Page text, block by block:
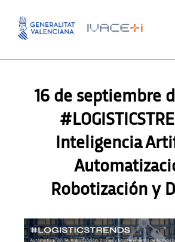
AGENDA,AGENDA ,AGENDA,
16 de septiembre
Inteligencia
Robotización y